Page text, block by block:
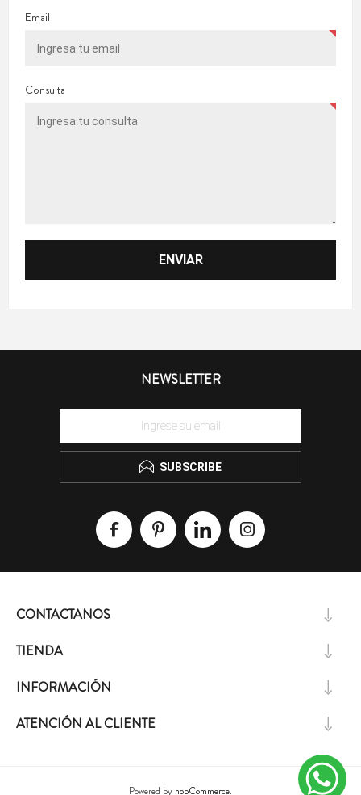
Email
Consulta
NEWSLETTER
SUBSCRIBE
CONTACTANOS
TIENDA
INFORMACIÓN
ATENCIÓN AL CLIENTE
Powered by nopCommerce.